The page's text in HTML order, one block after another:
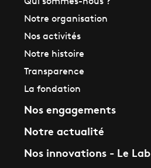
Notre organisation
Nos activités
Notre histoire
Transparence
La fondation
Nos engagements
Notre actualité
Nos innovations - Le Lab